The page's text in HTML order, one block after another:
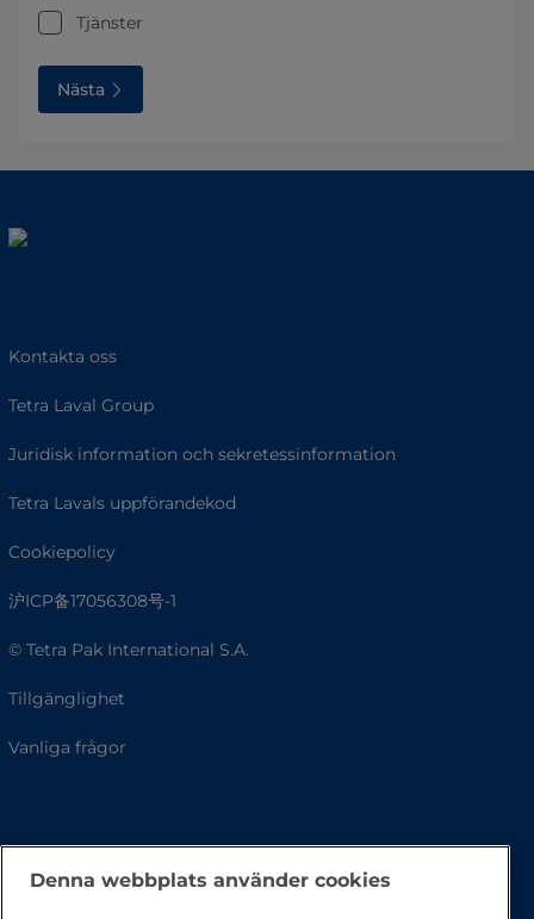
Tjänster
Nästa
Kontakta oss
Tetra Laval Group
Juridisk information och sekretessinformation
Tetra Lavals uppförandekod
Cookiepolicy
沪ICP备17056308号-1
© Tetra Pak International S.A.
Tillgänglighet
Vanliga frågor
Denna webbplats använder cookies